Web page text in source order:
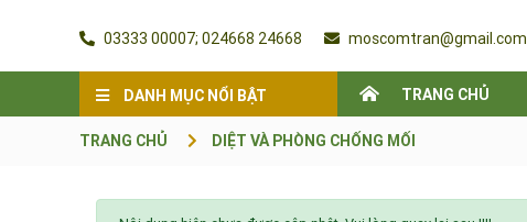
03333 00007; 024668 24668 moscomtran@gmail.com
DANH MỤC NỔI BẬT TRANG CHỦ
TRANG CHỦ DIỆT VÀ PHÒNG CHỐNG MỐI